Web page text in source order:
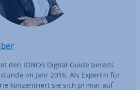
den IONOS Digital Guide bereits
im Jahr 2016. Als Expertin für
kon­zen­triert sie sich primär auf